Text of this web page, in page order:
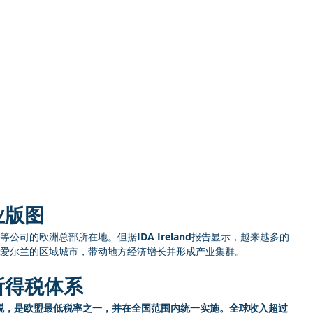
图
公司的欧洲总部所在地。但据IDA Ireland报告显示，越来越多的
尔兰的区域城市，带动地方经济增长并形成产业集群。
税体系
是欧盟最低税率之一，并在全国范围内统一实施。全球收入超过